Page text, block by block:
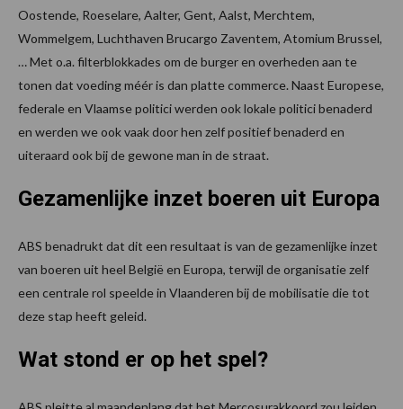
Oostende, Roeselare, Aalter, Gent, Aalst, Merchtem,
Wommelgem, Luchthaven Brucargo Zaventem, Atomium Brussel,
… Met o.a. filterblokkades om de burger en overheden aan te
tonen dat voeding méér is dan platte commerce. Naast Europese,
federale en Vlaamse politici werden ook lokale politici benaderd
en werden we ook vaak door hen zelf positief benaderd en
uiteraard ook bij de gewone man in de straat.
Gezamenlijke inzet boeren uit Europa
ABS benadrukt dat dit een resultaat is van de gezamenlijke inzet
van boeren uit heel België en Europa, terwijl de organisatie zelf
een centrale rol speelde in Vlaanderen bij de mobilisatie die tot
deze stap heeft geleid.
Wat stond er op het spel?